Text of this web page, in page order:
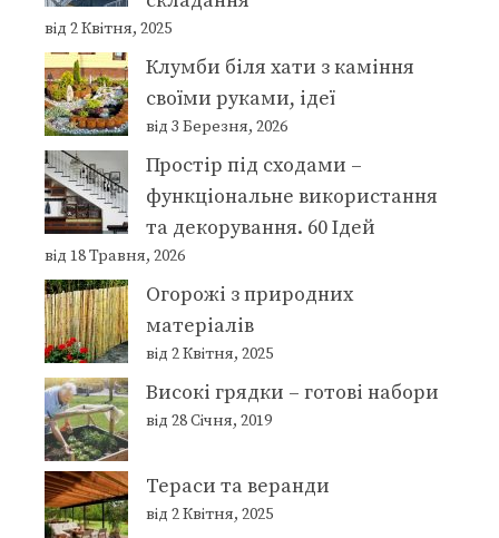
від 2 Квітня, 2025
Клумби біля хати з каміння
своїми руками, ідеї
від 3 Березня, 2026
Простір під сходами –
функціональне використання
та декорування. 60 Ідей
від 18 Травня, 2026
Огорожі з природних
матеріалів
від 2 Квітня, 2025
Високі грядки – готові набори
від 28 Січня, 2019
Тераси та веранди
від 2 Квітня, 2025